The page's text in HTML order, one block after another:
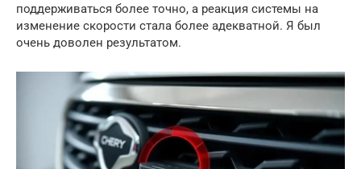
поддерживаться более точно, а реакция системы на
изменение скорости стала более адекватной. Я был
очень доволен результатом.